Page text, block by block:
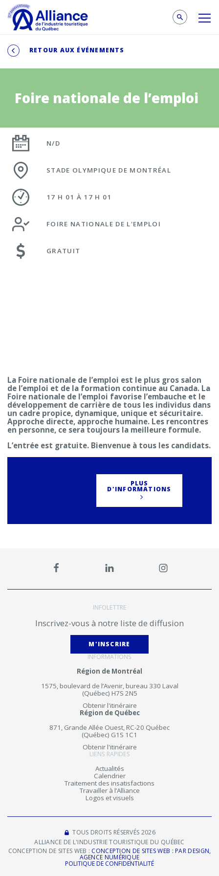
RETOUR AUX ÉVÉNEMENTS
Foire nationale de l’emploi
N/D
STADE OLYMPIQUE DE MONTRÉAL
17 H 01 À 17 H 01
FOIRE NATIONALE DE L'EMPLOI
GRATUIT
La Foire nationale de l’emploi est le plus gros salon
de l’emploi et de la formation continue au Canada. La
Foire nationale de l’emploi favorise l’embauche et le
développement de carrière de tous les individus dans
un cadre propice, dynamique, unique et sécuritaire.
Approche directe, approche humaine. Les rencontres
en personne, ce sera toujours la meilleure formule.
L’entrée est gratuite. Bienvenue à tous les candidats.
PLUS
D'INFORMATIONS
INFOLETTRE
Inscrivez-vous à notre liste de diffusion
M'INSCRIRE
INFORMATIONS
Région de Montréal
1575, boulevard de l’Avenir, bureau 330 Laval
(Québec) H7S 2N5
Obtenir l'itinéraire
Région de Québec
871, Grande Allée Ouest, RC-20 Québec
(Québec) G1S 1C1
Obtenir l'itinéraire
LIENS RAPIDES
Actualités
Calendrier
Traitement des insatisfactions
Travailler à l’Alliance
Logos et visuels
TOUS DROITS RÉSERVÉS 2026
ALLIANCE DE L'INDUSTRIE TOURISTIQUE DU QUÉBEC
CONCEPTION DE SITES WEB : CONCEPTION DE SITES WEB : PAR DESIGN,
AGENCE NUMÉRIQUE
POLITIQUE DE CONFIDENTIALITÉ